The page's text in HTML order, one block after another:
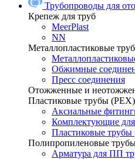
Трубопроводы для
Крепеж для труб
MeerPlast
NN
Металлопластиковые
Обжимные
Пресс соединения
Отожженные и
Пластиковые трубы
Аксиальные
Комплектующие
Пластиковые
Полипропиленовые
Арматура для ПП